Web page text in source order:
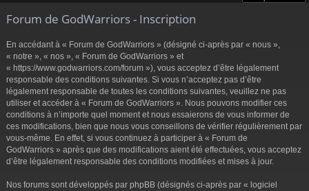
ci s
Forum de GodWarriors - Inscription
En accédant à « Forum de GodWarriors » (désigné ci-après par « nous »,
« notre », « nos », « Forum de GodWarriors » et
« https://www.godwarriors.com/forum »), vous acceptez d’être légalement
responsable des conditions suivantes. Si vous n’acceptez pas d’être
légalement responsable de toutes les conditions suivantes, veuillez ne pas
utiliser et accéder à « Forum de GodWarriors ». Nous pouvons modifier ces
conditions à n’importe quel moment et nous essaierons de vous informer de
ces modifications, bien que nous vous conseillons de vérifier régulièrement par
vous-même. En effet, si vous continuez à participer à « Forum de
GodWarriors » après que des modifications aient été effectuées, vous acceptez
d’être légalement responsable des conditions modifiées et mises à jour.
Nos forums sont développés par phpBB (désignés ci-après par « logiciel